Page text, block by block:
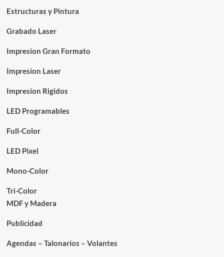
Estructuras y Pintura
Grabado Laser
Impresion Gran Formato
Impresion Laser
Impresion Rigidos
LED Programables
Full-Color
LED Pixel
Mono-Color
Tri-Color
MDF y Madera
Publicidad
Agendas – Talonarios – Volantes